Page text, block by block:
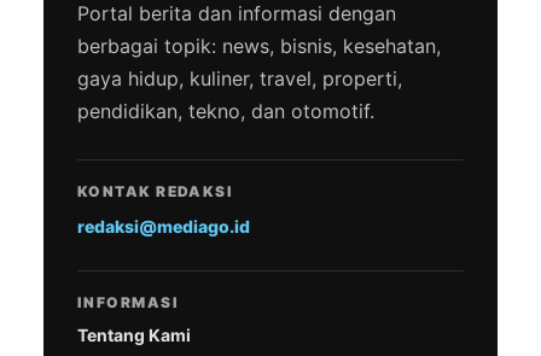
Portal berita dan informasi dengan
berbagai topik: news, bisnis, kesehatan,
gaya hidup, kuliner, travel, properti,
pendidikan, tekno, dan otomotif.
KONTAK REDAKSI
redaksi@mediago.id
INFORMASI
Tentang Kami